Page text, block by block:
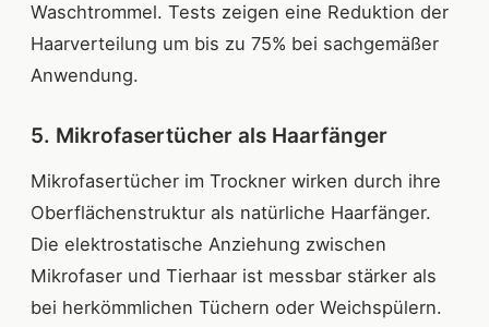
Waschtrommel. Tests zeigen eine Reduktion der
Haarverteilung um bis zu 75% bei sachgemäßer
Anwendung.
5. Mikrofasertücher als Haarfänger
Mikrofasertücher im Trockner wirken durch ihre
Oberflächenstruktur als natürliche Haarfänger.
Die elektrostatische Anziehung zwischen
Mikrofaser und Tierhaar ist messbar stärker als
bei herkömmlichen Tüchern oder Weichspülern.